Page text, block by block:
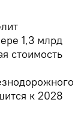
1,3 млрд
стоимость
к 2028